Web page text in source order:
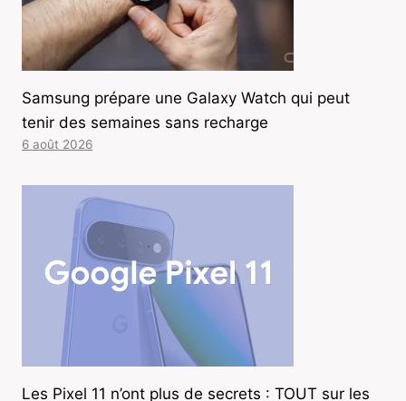
Samsung prépare une Galaxy Watch qui peut
tenir des semaines sans recharge
6 août 2026
Les Pixel 11 n’ont plus de secrets : TOUT sur les